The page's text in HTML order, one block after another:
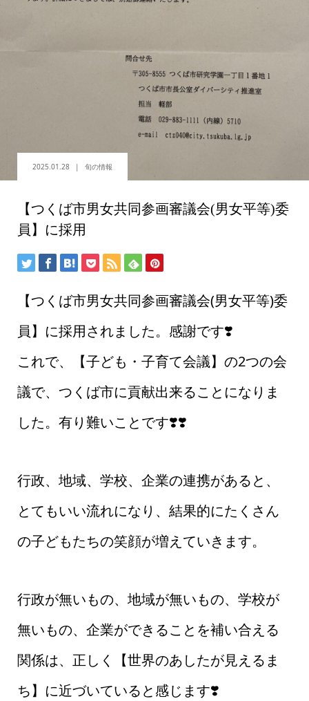
2025.01.28 旬の情報
【つくば市男女共同参画審議会(男女平等)委
員】に採用
【つくば市男女共同参画審議会(男女平等)委
員】に採用されました。感謝です❣️
これで、【子ども・子育て会議】の2つの会
議で、つくば市に貢献出来ることになりま
した。有り難いことです❣️❣️
行政、地域、学校、企業の連携があると、
とてもいい流れになり、結果的にたくさん
の子どもたちの笑顔が増えていきます。
行政が無いもの、地域が無いもの、学校が
無いもの、企業ができることを補い合える
関係は、正しく【世界のあしたが見えるま
ち】に近づいていると感じます❣️